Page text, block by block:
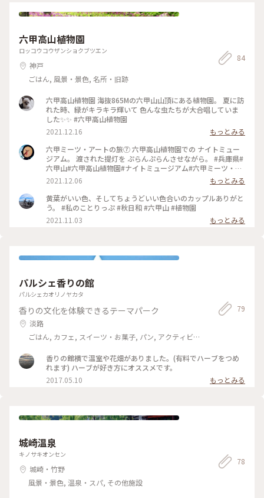
六甲高山植物園
ロッコウコウザンショクブツエン
神戸
ごはん, 風景・景色, 名所・旧跡
84
六甲高山植物園 海抜865Mの六甲山山頂にある植物園。 夏に訪
れた時、緑がキラキラ輝いて 色んな虫たちが大合唱していま
した✨✨ #六甲高山植物園
2021.12.16
もっとみる
六甲ミーツ・アートの旅⑦ 六甲高山植物園での ナイトミュー
ジアム。 渡された提灯を ぷらんぷらんさせながら。 #兵庫県#
六甲山#六甲高山植物園#ナイトミュージアム#六甲ミーツ・ア
ート
2021.12.06
もっとみる
黄葉がいい色、そしてちょうどいい色合いのカップルありがと
う。 #私のことりっぷ #秋日和 #六甲山 #植物園
2021.11.03
もっとみる
パルシェ香りの館
パルシェカオリノヤカタ
香りの文化を体験できるテーマパーク
淡路
ごはん, カフェ, スイーツ・お菓子, パン, アクティビ
79
香りの館横で温室や花畑がありました。(有料でハーブをつめ
れます) ハーブが好き方にオススメです。
2017.05.10
もっとみる
城崎温泉
キノサキオンセン
城崎・竹野
風景・景色, 温泉・スパ, その他施設
78